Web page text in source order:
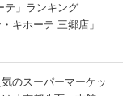
テ」ランキング
キホーテ 三郷店」
のスーパーマーケッ